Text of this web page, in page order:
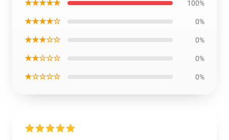
★★★★★ 100%
★★★★☆ 0%
★★★☆☆ 0%
★★☆☆☆ 0%
★☆☆☆☆ 0%